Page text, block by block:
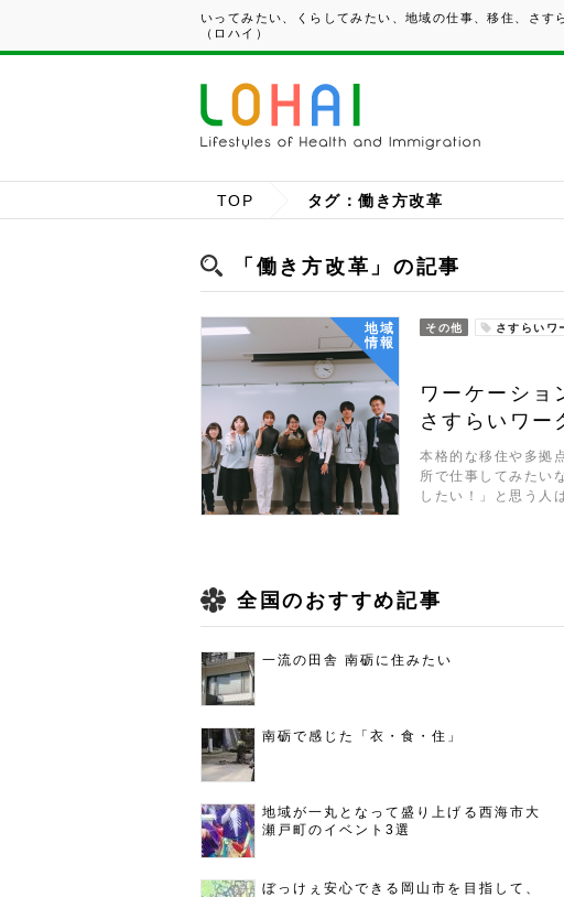
いってみたい、くらしてみたい、地域の仕事、移住、さす
（ロハイ）
TOP タグ：働き方改革
「働き方改革」の記事
地域
情報
その他 さすらいワ
ワーケーショ
さすらいワー
本格的な移住や多拠
所で仕事してみたい
したい！」と思う人
全国のおすすめ記事
一流の田舎 南砺に住みたい
南砺で感じた「衣・食・住」
地域が一丸となって盛り上げる西海市大
瀬戸町のイベント3選
ぼっけぇ安心できる岡山市を目指して、